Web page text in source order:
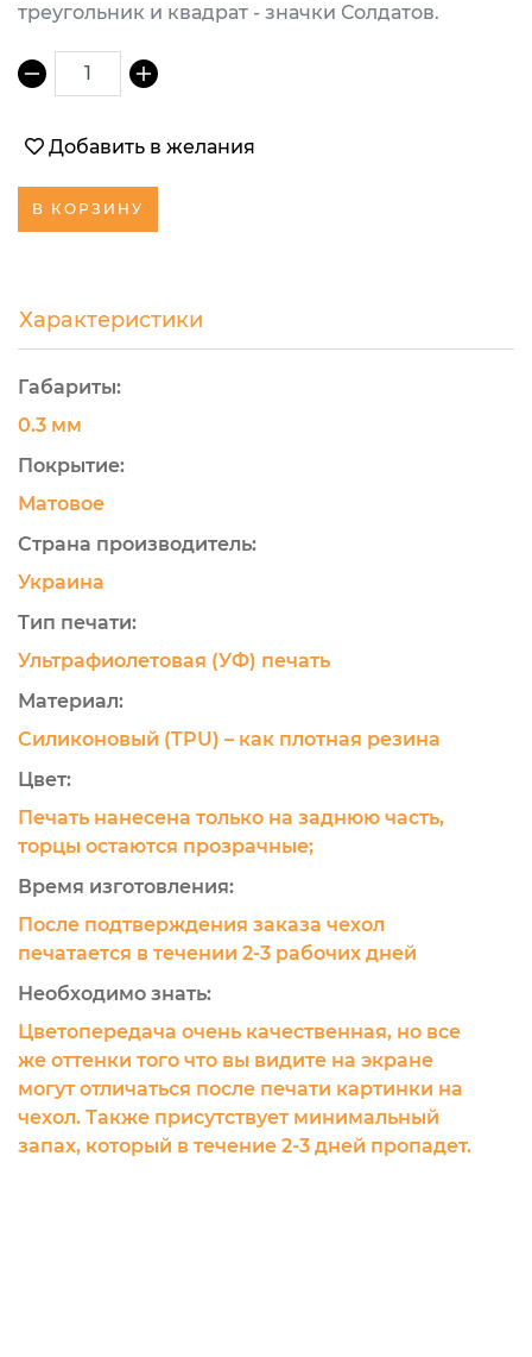
треугольник и квадрат - значки Солдатов.
1
Добавить в желания
В КОРЗИНУ
Характеристики
Габариты:
0.3 мм
Покрытие:
Матовое
Страна производитель:
Украина
Тип печати:
Ультрафиолетовая (УФ) печать
Материал:
Силиконовый (TPU) – как плотная резина
Цвет:
Печать нанесена только на заднюю часть,
торцы остаются прозрачные;
Время изготовления:
После подтверждения заказа чехол
печатается в течении 2-3 рабочих дней
Необходимо знать:
Цветопередача очень качественная, но все
же оттенки того что вы видите на экране
могут отличаться после печати картинки на
чехол. Также присутствует минимальный
запах, который в течение 2-3 дней пропадет.